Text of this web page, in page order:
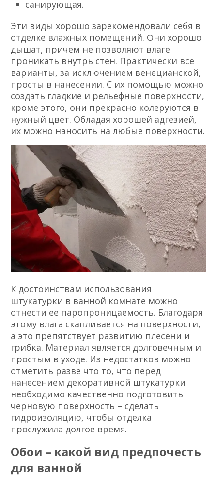
санирующая.
Эти виды хорошо зарекомендовали себя в
отделке влажных помещений. Они хорошо
дышат, причем не позволяют влаге
проникать внутрь стен. Практически все
варианты, за исключением венецианской,
просты в нанесении. С их помощью можно
создать гладкие и рельефные поверхности,
кроме этого, они прекрасно колеруются в
нужный цвет. Обладая хорошей адгезией,
их можно наносить на любые поверхности.
К достоинствам использования
штукатурки в ванной комнате можно
отнести ее паропроницаемость. Благодаря
этому влага скапливается на поверхности,
а это препятствует развитию плесени и
грибка. Материал является долговечным и
простым в уходе. Из недостатков можно
отметить разве что то, что перед
нанесением декоративной штукатурки
необходимо качественно подготовить
черновую поверхность – сделать
гидроизоляцию, чтобы отделка
прослужила долгое время.
Обои – какой вид предпочесть
для ванной